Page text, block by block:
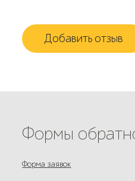
Добавить отзыв
Формы
Форма заявок